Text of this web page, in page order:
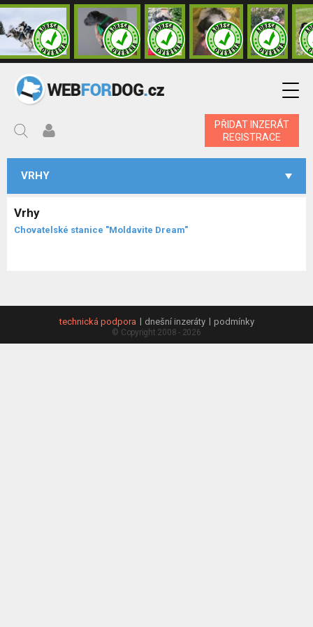
PŘIDAT INZERÁT
REGISTRACE
VRHY
Vrhy
Chovatelské stanice "Moldavite Dream"
technická podpora dnešní inzeráty podmínky
© Copyright 2008 - 2026